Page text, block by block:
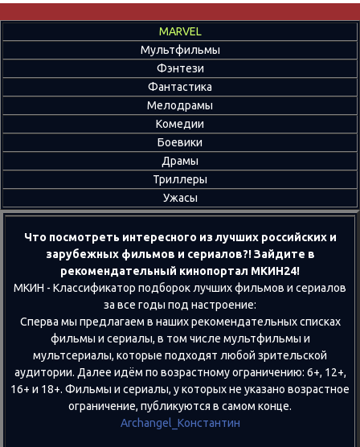
MARVEL
Мультфильмы
Фэнтези
Фантастика
Мелодрамы
Комедии
Боевики
Драмы
Триллеры
Ужасы
Что посмотреть интересного из лучших российских и
зарубежных фильмов и сериалов?! Зайдите в
рекомендательный кинопортал МКИН24!
МКИН - Классификатор подборок лучших фильмов и сериалов
за все годы под настроение:
Сперва мы предлагаем в наших рекомендательных списках
фильмы и сериалы, в том числе мультфильмы и
мультсериалы, которые подходят любой зрительской
аудитории. Далее идём по возрастному ограничению: 6+, 12+,
16+ и 18+. Фильмы и сериалы, у которых не указано возрастное
ограничение, публикуются в самом конце.
Archangel_Константин